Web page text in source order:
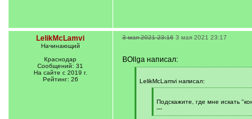
LelikMcLamvi
Начинающий
Краснодар
Сообщений: 31
На сайте с 2019 г.
Рейтинг: 26
3 мая 2021 23:16 3 мая 2021 23:17
BOllga написал:
qLelikMcLamvi написал:
q
]
Подскажите, где мне искать
---
[